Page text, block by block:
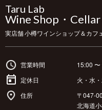
Taru Lab
Wine Shop・
実店舗 小樽ワインショップ＆カフ
営業時間
15:00
定休日
火・水
住所
〒047-
北海道